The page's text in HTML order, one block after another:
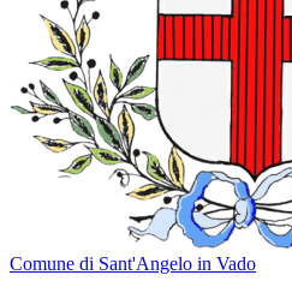
Comune di Sant'Angelo in Vado